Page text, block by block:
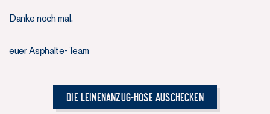
Danke noch mal,
euer Asphalte-Team
Die Leinenanzug-Hose auschecken